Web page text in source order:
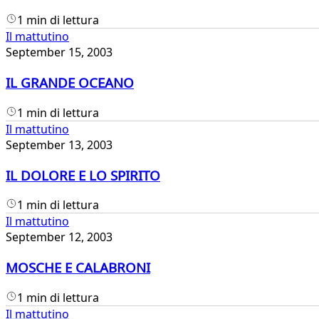
1 min di lettura
Il mattutino
September 15, 2003
IL GRANDE OCEANO
1 min di lettura
Il mattutino
September 13, 2003
IL DOLORE E LO SPIRITO
1 min di lettura
Il mattutino
September 12, 2003
MOSCHE E CALABRONI
1 min di lettura
Il mattutino